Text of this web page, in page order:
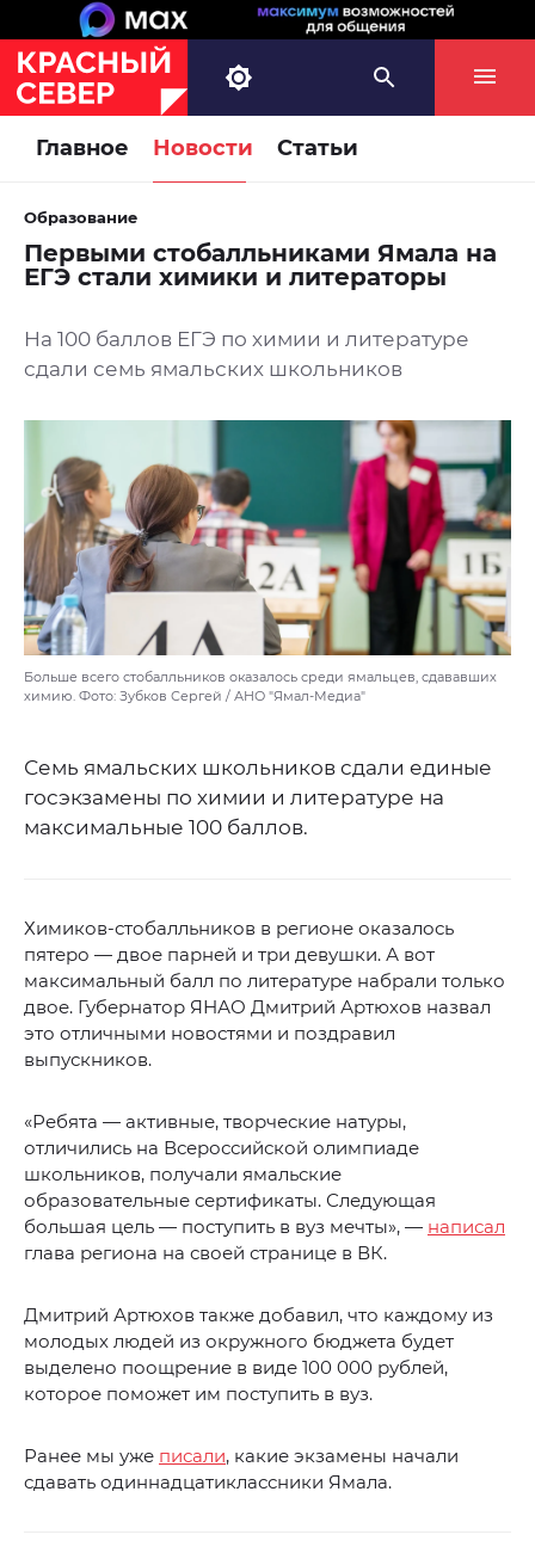
Главное Новости Статьи
Образование
Первыми стобалльниками Ямала на
ЕГЭ стали химики и литераторы
На 100 баллов ЕГЭ по химии и литературе
сдали семь ямальских школьников
Больше всего стобалльников оказалось среди ямальцев, сдававших
химию. Фото: Зубков Сергей / АНО "Ямал-Медиа"
Семь ямальских школьников сдали единые
госэкзамены по химии и литературе на
максимальные 100 баллов.
Химиков-стобалльников в регионе оказалось
пятеро — двое парней и три девушки. А вот
максимальный балл по литературе набрали только
двое. Губернатор ЯНАО Дмитрий Артюхов назвал
это отличными новостями и поздравил
выпускников.
«Ребята — активные, творческие натуры,
отличились на Всероссийской олимпиаде
школьников, получали ямальские
образовательные сертификаты. Следующая
большая цель — поступить в вуз мечты», — написал
глава региона на своей странице в ВК.
Дмитрий Артюхов также добавил, что каждому из
молодых людей из окружного бюджета будет
выделено поощрение в виде 100 000 рублей,
которое поможет им поступить в вуз.
Ранее мы уже писали, какие экзамены начали
сдавать одиннадцатиклассники Ямала.